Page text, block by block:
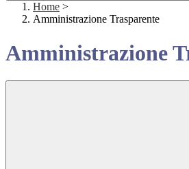
Home >
Amministrazione Trasparente
Amministrazione